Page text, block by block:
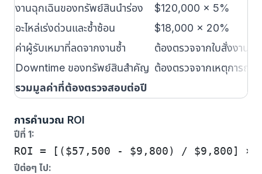
งานฉุกเฉินของทรัพย์สินนำร่อง
$120,000 × 5%
อะไหล่เร่งด่วนและซ้ำซ้อน
$18,000 × 20%
ค่าผู้รับเหมาที่ลดจากงานซ้ำ
ต้องตรวจจากใบสั่งงาน
Downtime ของทรัพย์สินสำคัญ ต้องตรวจจากเหตุการณ์จ
รวมมูลค่าที่ต้องตรวจสอบต่อปี
การคำนวณ ROI
ปีที่ 1:
ROI = [($57,500 - $9,800) / $9,800] ×
ปีต่อๆ ไป: